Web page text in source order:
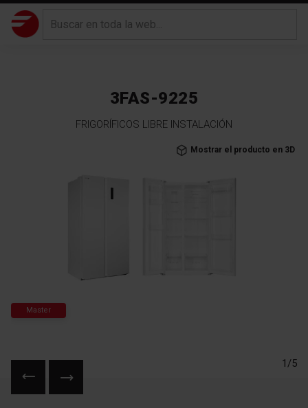
3FAS-9225
FRIGORÍFICOS LIBRE INSTALACIÓN
Mostrar el producto en 3D
1/5
Master